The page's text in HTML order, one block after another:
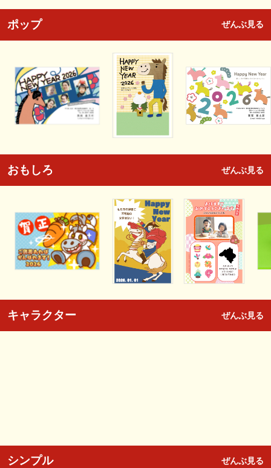
ポップ ぜんぶ見る
おもしろ ぜんぶ見る
キャラクター ぜんぶ見る
シンプル ぜんぶ見る